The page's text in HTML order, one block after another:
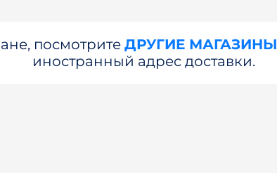
посмотрите ДРУГИЕ МАГАЗИНЫ
иностранный адрес доставки.